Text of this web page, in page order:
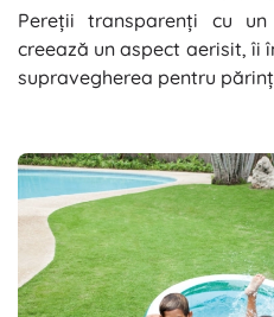
Pereții transparenți cu
creează un aspect aerisit, îi
supravegherea pentru